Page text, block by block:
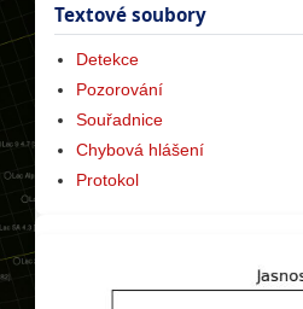
Textové soubory
Detekce
Pozorování
Souřadnice
Chybová hlášení
Protokol